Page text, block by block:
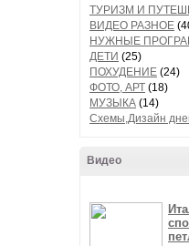
ТУРИЗМ И
ВИДЕО РАЗНОЕ
НУЖНЫЕ
ДЕТИ (25)
ПОХУДЕНИЕ (24)
ФОТО, АРТ (18)
МУЗЫКА (14)
Схемы,Дизайн
Видео